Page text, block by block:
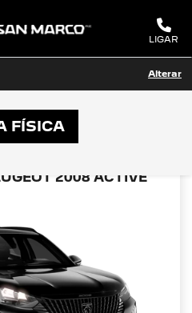
LIGAR
Alterar
FÍSICASAN MARCO
2008 ACTIVE